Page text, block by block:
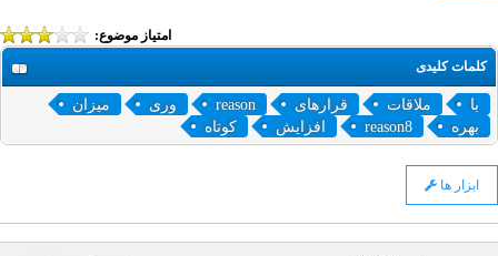
امتیاز موضوع:
کلمات کلیدی
با ملاقات‌ قرارهای reason وری
میزان
بهره
reason8 افزایش کوتاه
ابزار ها